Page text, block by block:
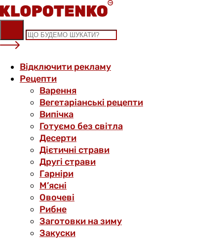
Skip
to
content
Відключити рекламу
Рецепти
Варення
Вегетаріанські рецепти
Випічка
Готуємо без світла
Десерти
Дієтичні страви
Другі страви
Гарніри
М’ясні
Овочеві
Рибне
Заготовки на зиму
Закуски